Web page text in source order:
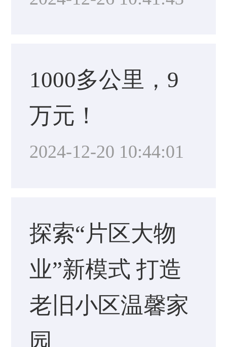
1000多公里，9
万元！
2024-12-20 10:44:01
探索“片区大物
业”新模式 打造
老旧小区温馨家
园